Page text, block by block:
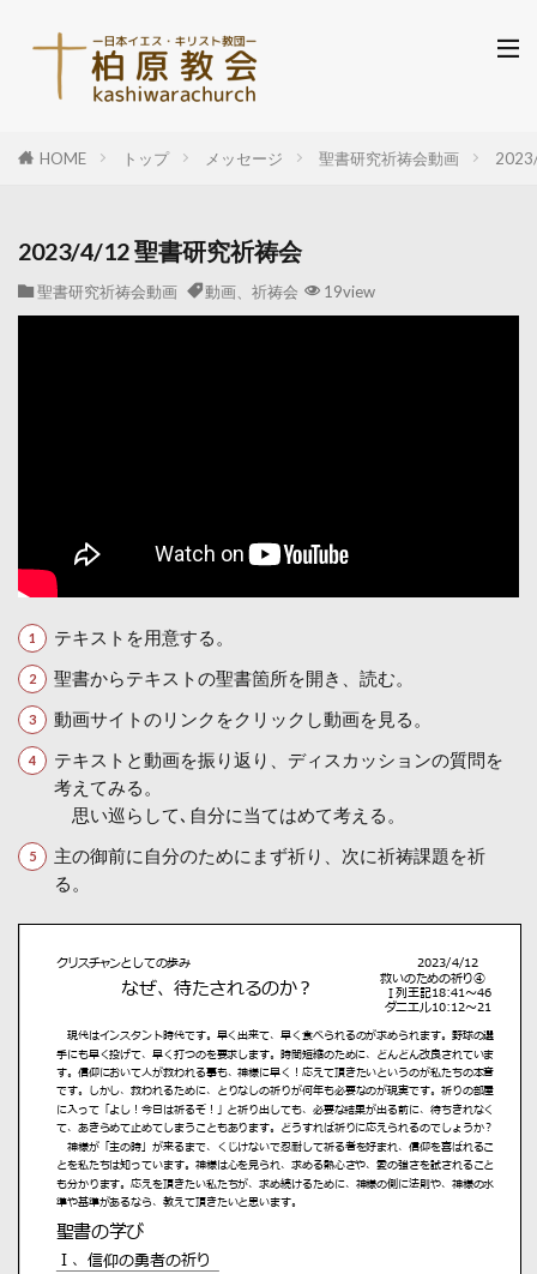
HOME トップ メッセージ 聖書研究祈祷会動画
2023/4/12 聖書研究祈祷会
聖書研究祈祷会動画 動画、祈祷会 19view
テキストを用意する。
聖書からテキストの聖書箇所を開き、読む。
動画サイトのリンクをクリックし動画を見る。
テキストと動画を振り返り、ディスカッションの質問を
考えてみる。
思い巡らして､自分に当てはめて考える。
主の御前に自分のためにまず祈り、次に祈祷課題を祈
る。